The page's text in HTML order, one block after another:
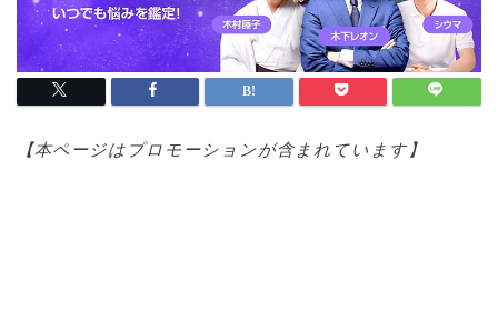
【本ページはプロモーションが含まれています】